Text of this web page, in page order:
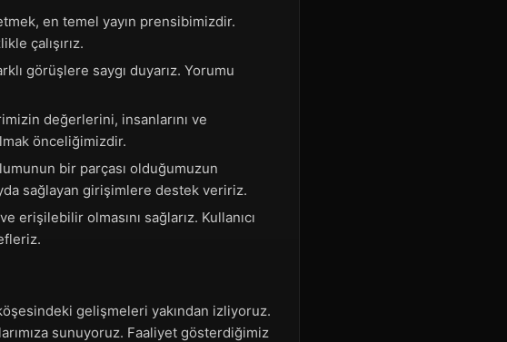
en temel yayın prensibimizdir.
çalışırız.
görüşlere saygı duyarız. Yorumu
değerlerini, insanlarını ve
önceliğimizdir.
bir parçası olduğumuzun
sağlayan girişimlere destek veririz.
erişilebilir olmasını sağlarız. Kullanıcı
gelişmeleri yakından izliyoruz.
sunuyoruz. Faaliyet gösterdiğimiz